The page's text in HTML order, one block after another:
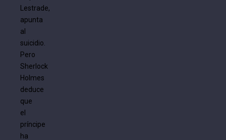
Lestrade,
apunta
al
suicidio.
Pero
Sherlock
Holmes
deduce
que
el
príncipe
ha